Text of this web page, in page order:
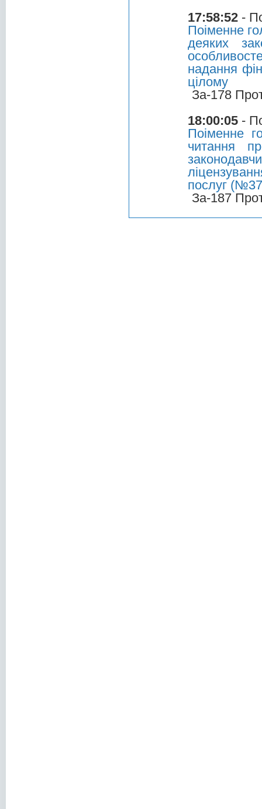
17:58:52 -
Поіменне
деяких
надання
цілому
За-178
18:00:05 -
Поіменне
читання
послуг
За-187